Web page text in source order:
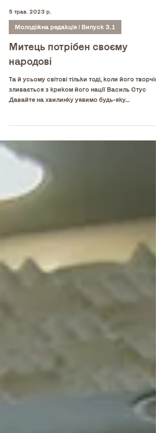
5 трав. 2023 р.
Молодіжна редакція | Випуск 3.1
народові
Та й усьому світові тільки тоді, коли його
Давайте на хвилинку уявимо будь-яку...